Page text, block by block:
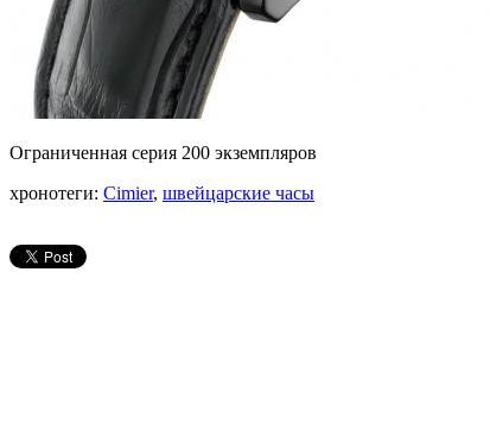
Ограниченная серия 200 экземпляров
хронотеги: Cimier, швейцарские часы